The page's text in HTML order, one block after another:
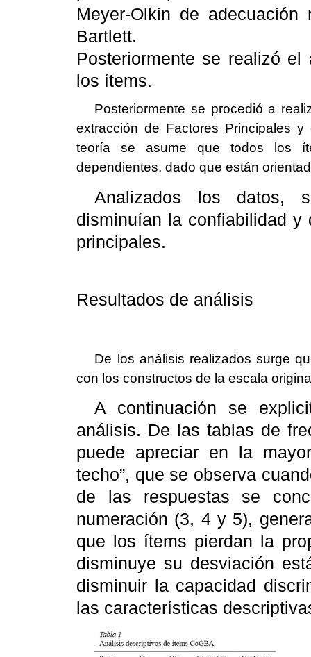
Meyer-Olkin de
Bartlett.
Posteriormente se realizó
los ítems.
Posteriormente se procedió a
extracción de Factores Principales
teoría se asume que todos los
dependientes, dado que están
Analizados los datos,
disminuían la confiabilidad
principales.
Resultados de análisis
De los análisis realizados surge
con los constructos de la escala
A continuación se
análisis. De las tablas de
puede apreciar en la
techo”, que se observa
de las respuestas se
numeración (3, 4 y 5),
que los ítems pierdan la
disminuye su desviación
disminuir la capacidad
las características